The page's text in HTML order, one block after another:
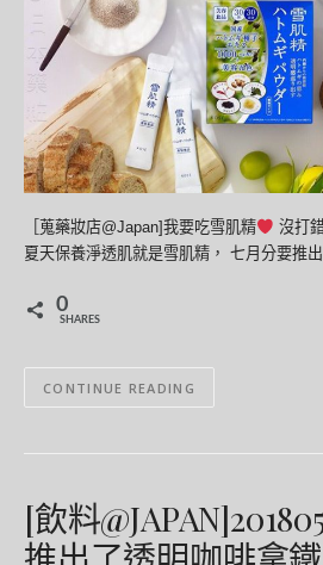
［蒐藥妝店@Japan]我要吃雪肌精
沒打
夏天保養淨透肌就是雪肌精， 七月分要推
0
SHARES
CONTINUE READING
[飲料